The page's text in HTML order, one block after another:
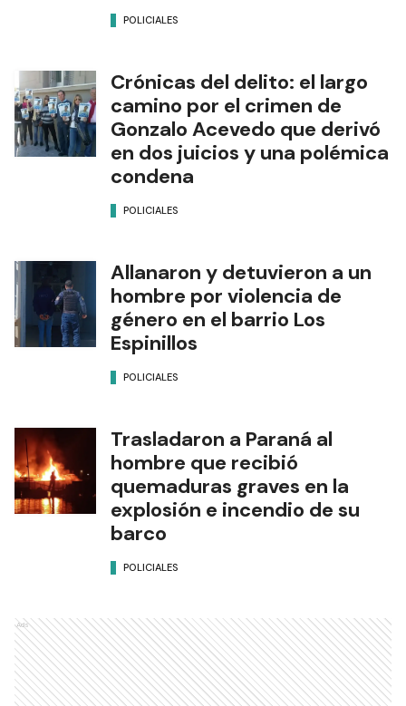
POLICIALES
Crónicas del delito: el largo
camino por el crimen de
Gonzalo Acevedo que derivó
en dos juicios y una polémica
condena
POLICIALES
Allanaron y detuvieron a un
hombre por violencia de
género en el barrio Los
Espinillos
POLICIALES
Trasladaron a Paraná al
hombre que recibió
quemaduras graves en la
explosión e incendio de su
barco
POLICIALES
Ads